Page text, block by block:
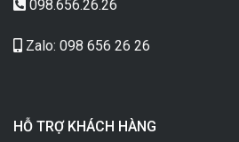
098.656.26.26
Zalo: 098 656 26 26
HỖ TRỢ KHÁCH HÀNG